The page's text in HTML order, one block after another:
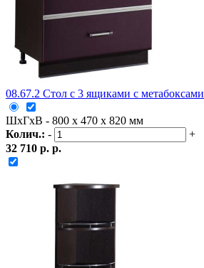
08.67.2 Стол с 3 ящиками с метабоксами
ШxГxВ - 800 x 470 x 820 мм
Колич.: -
+
32 710 р. р.